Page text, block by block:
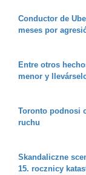
Conductor de
meses por
Entre otros
menor y
Toronto podnosi
ruchu
Skandaliczne
15. rocznicy